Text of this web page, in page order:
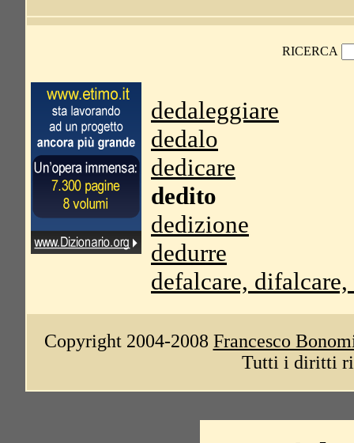
RICERCA
dedaleggiare
dedalo
dedicare
dedito
dedizione
dedurre
defalcare,
Copyright 2004-2008 Francesco
Tutti i diritti